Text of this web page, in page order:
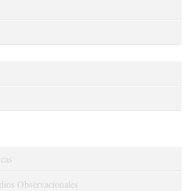
Observacionales